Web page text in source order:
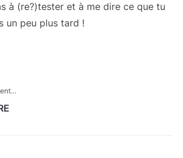
à (re?)tester et à me dire ce que tu
un peu plus tard !